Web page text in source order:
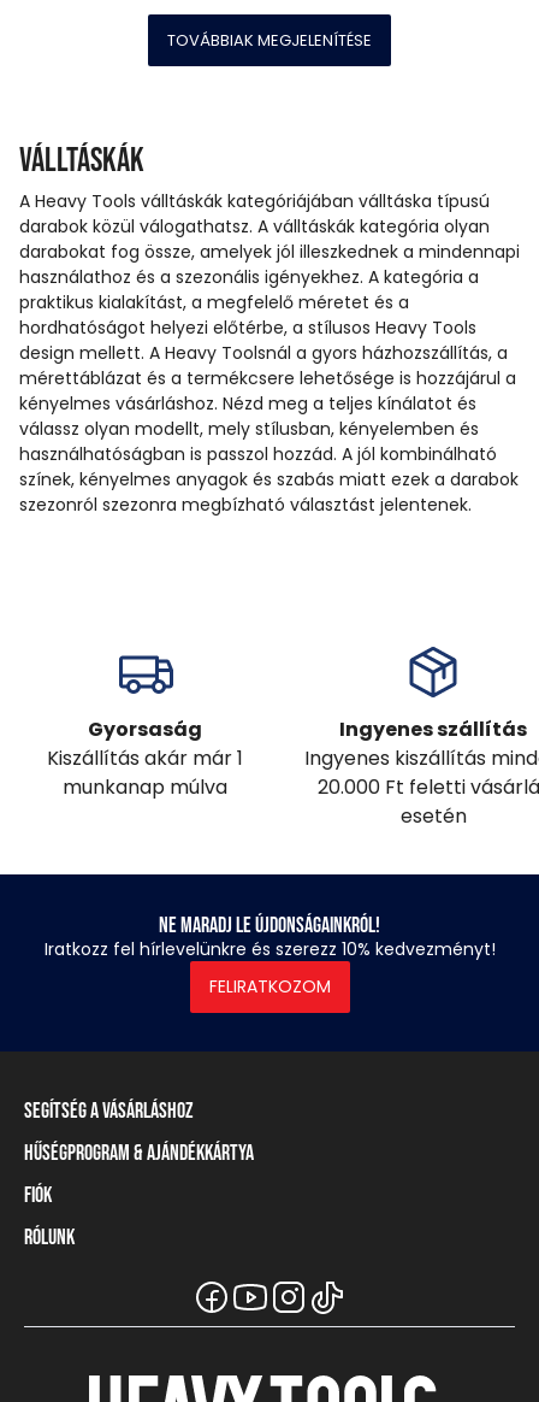
TOVÁBBIAK MEGJELENÍTÉSE
Válltáskák
A Heavy Tools válltáskák kategóriájában válltáska típusú
darabok közül válogathatsz. A válltáskák kategória olyan
darabokat fog össze, amelyek jól illeszkednek a mindennapi
használathoz és a szezonális igényekhez. A kategória a
praktikus kialakítást, a megfelelő méretet és a
hordhatóságot helyezi előtérbe, a stílusos Heavy Tools
design mellett. A Heavy Toolsnál a gyors házhozszállítás, a
mérettáblázat és a termékcsere lehetősége is hozzájárul a
kényelmes vásárláshoz. Nézd meg a teljes kínálatot és
válassz olyan modellt, mely stílusban, kényelemben és
használhatóságban is passzol hozzád. A jól kombinálható
színek, kényelmes anyagok és szabás miatt ezek a darabok
szezonról szezonra megbízható választást jelentenek.
Gyorsaság
Kiszállítás akár már 1
munkanap múlva
Ingyenes szállítás
Ingyenes kiszállítás
20.000 Ft feletti
esetén
Ne maradj le újdonságainkról!
Iratkozz fel hírlevelünkre és szerezz 10% kedvezményt!
FELIRATKOZOM
Segítség a vásárláshoz
Szállítási információ
Fizetési módok
Mérettáblázat
Üzleteink és viszonteladók
Gyakori kérdések (GYIK)
Hűségprogram & Ajándékkártya
Törzsvásárlói program
Ajándékkártya
Fiók
Belépés / Regisztráció
Rólunk
A Heavy Tools márka
Viszonteladói információ
Széchenyi Terv Plusz